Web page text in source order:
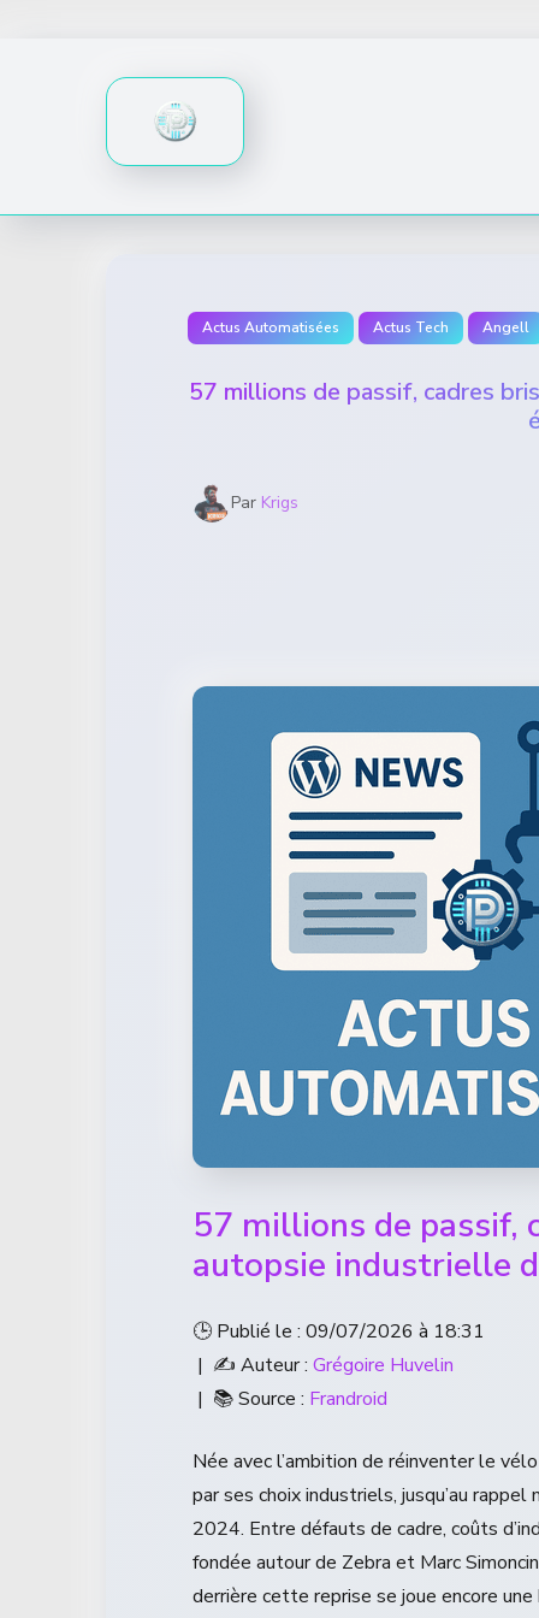
Actus Automatisées Actus Tech Angell
57 millions de passif, cadres
Par Krigs
57 millions de passif,
autopsie industrielle
🕒 Publié le : 09/07/2026 à 18:31
| ✍️ Auteur : Grégoire Huvelin
| 📚 Source : Frandroid
Née avec l’ambition de réinventer le
par ses choix industriels, jusqu’au
2024. Entre défauts de cadre, coûts
fondée autour de Zebra et Marc
derrière cette reprise se joue encore